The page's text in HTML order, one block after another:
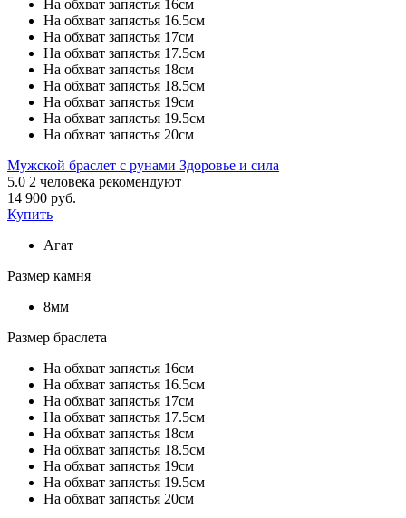
На обхват запястья 16см
На обхват запястья 16.5см
На обхват запястья 17см
На обхват запястья 17.5см
На обхват запястья 18см
На обхват запястья 18.5см
На обхват запястья 19см
На обхват запястья 19.5см
На обхват запястья 20см
Мужской браслет с рунами Здоровье и сила
5.0 2 человека рекомендуют
14 900 руб.
Купить
Агат
Размер камня
8мм
Размер браслета
На обхват запястья 16см
На обхват запястья 16.5см
На обхват запястья 17см
На обхват запястья 17.5см
На обхват запястья 18см
На обхват запястья 18.5см
На обхват запястья 19см
На обхват запястья 19.5см
На обхват запястья 20см